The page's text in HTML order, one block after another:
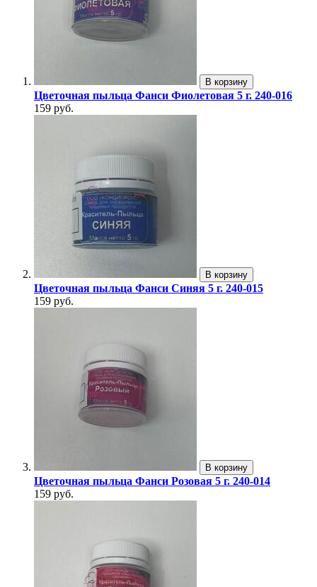
В корзину
Цветочная пыльца Фанси Фиолетовая 5 г. 240-016
159 руб.
В корзину
Цветочная пыльца Фанси Синяя 5 г. 240-015
159 руб.
В корзину
Цветочная пыльца Фанси Розовая 5 г. 240-014
159 руб.